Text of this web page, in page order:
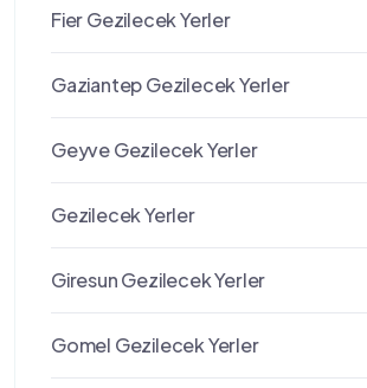
Fier Gezilecek Yerler
Gaziantep Gezilecek Yerler
Geyve Gezilecek Yerler
Gezilecek Yerler
Giresun Gezilecek Yerler
Gomel Gezilecek Yerler